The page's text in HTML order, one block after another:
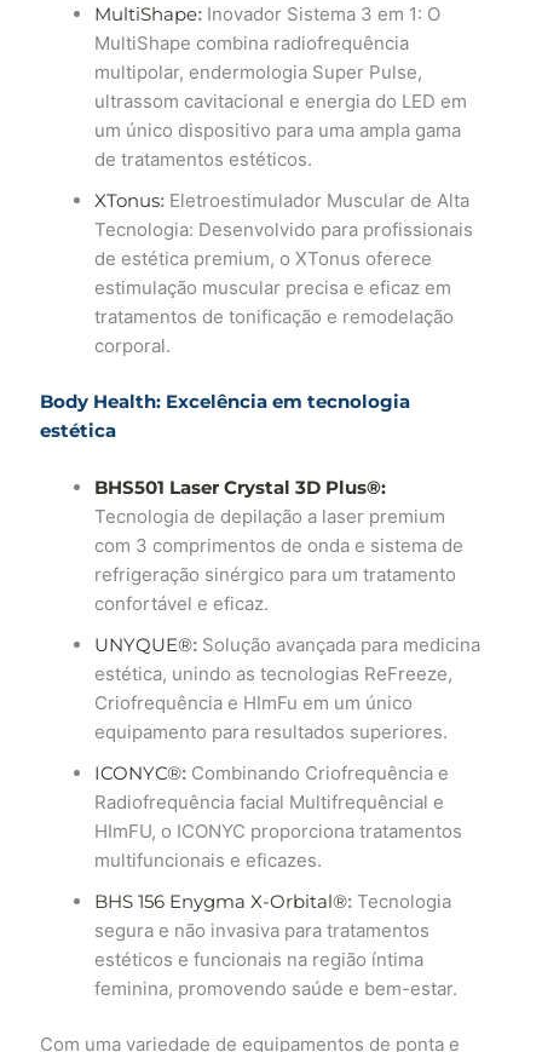
MultiShape: Inovador Sistema 3 em 1: O
MultiShape combina radiofrequência
multipolar, endermologia Super Pulse,
ultrassom cavitacional e energia do LED em
um único dispositivo para uma ampla gama
de tratamentos estéticos.
XTonus: Eletroestimulador Muscular de Alta
Tecnologia: Desenvolvido para profissionais
de estética premium, o XTonus oferece
estimulação muscular precisa e eficaz em
tratamentos de tonificação e remodelação
corporal.
Body Health: Excelência em tecnologia
estética
BHS501 Laser Crystal 3D Plus®:
Tecnologia de depilação a laser premium
com 3 comprimentos de onda e sistema de
refrigeração sinérgico para um tratamento
confortável e eficaz.
UNYQUE®: Solução avançada para medicina
estética, unindo as tecnologias ReFreeze,
Criofrequência e HImFu em um único
equipamento para resultados superiores.
ICONYC®: Combinando Criofrequência e
Radiofrequência facial Multifrequêncial e
HImFU, o ICONYC proporciona tratamentos
multifuncionais e eficazes.
BHS 156 Enygma X-Orbital®: Tecnologia
segura e não invasiva para tratamentos
estéticos e funcionais na região íntima
feminina, promovendo saúde e bem-estar.
Com uma variedade de equipamentos de ponta e